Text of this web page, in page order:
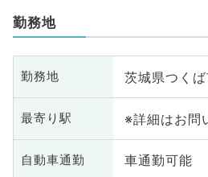
勤務地
勤務地 茨城県つく
最寄り駅 ※詳細はお問
自動車通勤 車通勤可能